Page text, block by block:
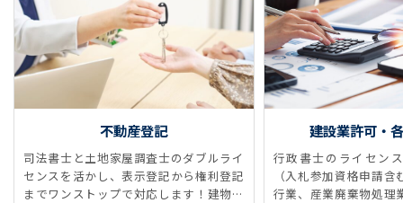
不動産登記
司法書士と土地家屋調査士のダブルライ
センスを活かし、表示登記から権利登記
までワンストップで対応します！建物表
建設業許可・
行政書士のライセン
（入札参加資格申請
行業、産業廃棄物処理